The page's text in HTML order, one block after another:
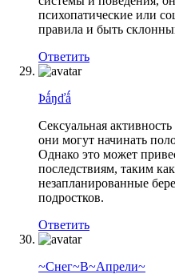
психопатические или
правила и быть
Ответить
Þǻŋďǻ
Сексуальная
они могут начинать
Однако это может
последствиям, таким
незапланированные
подростков.
Ответить
~Снег~В~Апрели~